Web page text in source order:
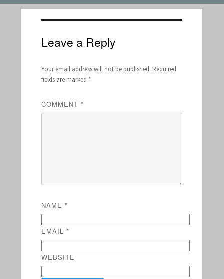
Leave a Reply
Your email address will not be published. Required
fields are marked *
COMMENT *
NAME *
EMAIL *
WEBSITE